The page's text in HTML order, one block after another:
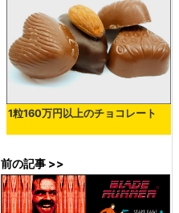
1粒160万円以上のチョコレート
前の記事 >>